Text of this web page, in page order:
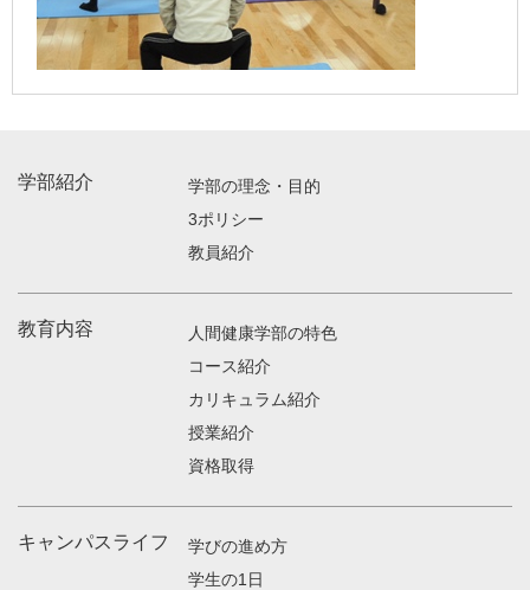
学部紹介
学部の理念・目的
3ポリシー
教員紹介
教育内容
人間健康学部の特色
コース紹介
カリキュラム紹介
授業紹介
資格取得
キャンパスライフ
学びの進め方
学生の1日